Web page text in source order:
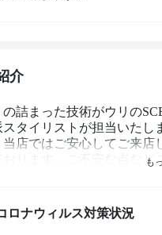
介
詰まった技術がウリの
スタイリストが担当いたし
店ではご安心してご来店
ります。ご不安な点など
ロナウィルス対策状況